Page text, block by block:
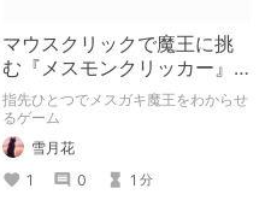
マウスクリックで魔王に挑
む『メスモンクリッカー』
体験版プレイしてみた
指先ひとつでメスガキ魔王をわからせ
るゲーム
雪月花
1
0 1 分